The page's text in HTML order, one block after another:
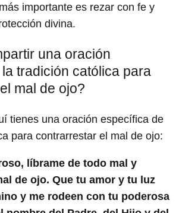
importante es rezar con fe y
divina.
una oración
tradición católica para
mal de ojo?
tienes una oración específica de
para contrarrestar el mal de ojo:
líbrame de todo mal y
de ojo. Que tu amor y tu luz
y me rodeen con tu poderosa